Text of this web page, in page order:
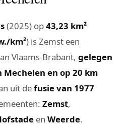
(2025) op43,23 km²
km²) is Zemst een
Vlaams-Brabant, gelegen
en op 20 km
uit defusie van 1977
Zemst,
en Weerde.